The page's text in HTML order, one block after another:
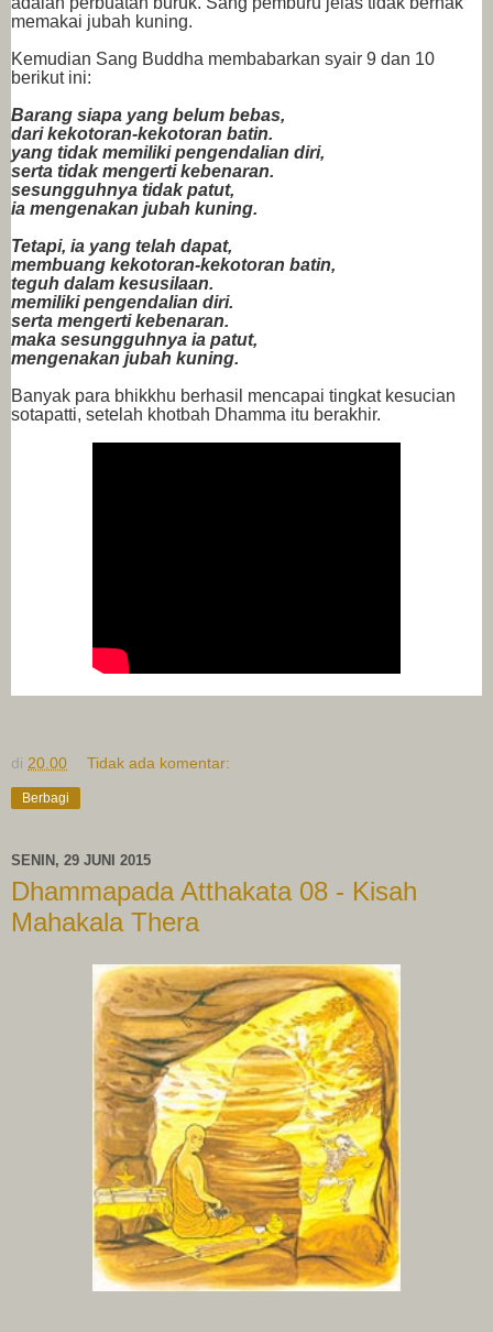
memakai jubah kuning.
Kemudian Sang Buddha membabarkan syair 9 dan 10
berikut ini:
Barang siapa yang belum bebas,
dari kekotoran-kekotoran batin.
yang tidak memiliki pengendalian diri,
serta tidak mengerti kebenaran.
sesungguhnya tidak patut,
ia mengenakan jubah kuning.
Tetapi, ia yang telah dapat,
membuang kekotoran-kekotoran batin,
teguh dalam kesusilaan.
memiliki pengendalian diri.
serta mengerti kebenaran.
maka sesungguhnya ia patut,
mengenakan jubah kuning.
Banyak para bhikkhu berhasil mencapai tingkat kesucian
sotapatti, setelah khotbah Dhamma itu berakhir.
di 20.00 Tidak ada komentar:
Berbagi
SENIN, 29 JUNI 2015
Dhammapada Atthakata 08 - Kisah
Mahakala Thera